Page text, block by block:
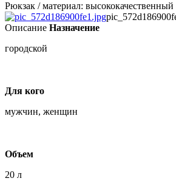
Рюкзак / материал:
Описание Назначение
городской
Для кого
мужчин, женщин
Объем
20 л